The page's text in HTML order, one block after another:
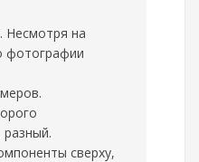
Несмотря на
фотографии
сверху,